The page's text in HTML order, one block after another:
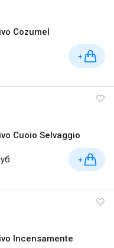
Cozumel
+
Cuoio Selvaggio
+
Incensamente